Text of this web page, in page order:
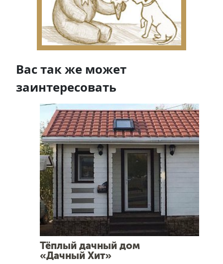
Вас так же может
заинтересовать
Тёплый дачный дом
«Дачный Хит»